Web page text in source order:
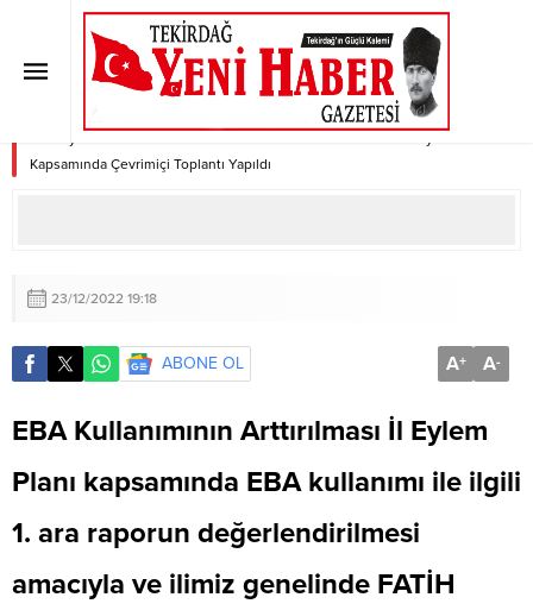
EBA Kullanımının Artırılması EBA İl
Eylem Planı Kapsamında Çevrimiçi
Toplantı Yapıldı
Kapsamında Çevrimiçi Toplantı Yapıldı
23/12/2022 19:18
ABONE OL A+ A-
EBA Kullanımının Arttırılması İl Eylem
Planı kapsamında EBA kullanımı ile ilgili
1. ara raporun değerlendirilmesi
amacıyla ve ilimiz genelinde FATİH